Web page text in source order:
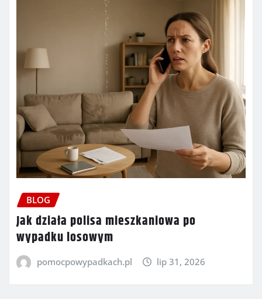
BLOG
Jak działa polisa mieszkaniowa po
wypadku losowym
pomocpowypadkach.pl lip 31, 2026